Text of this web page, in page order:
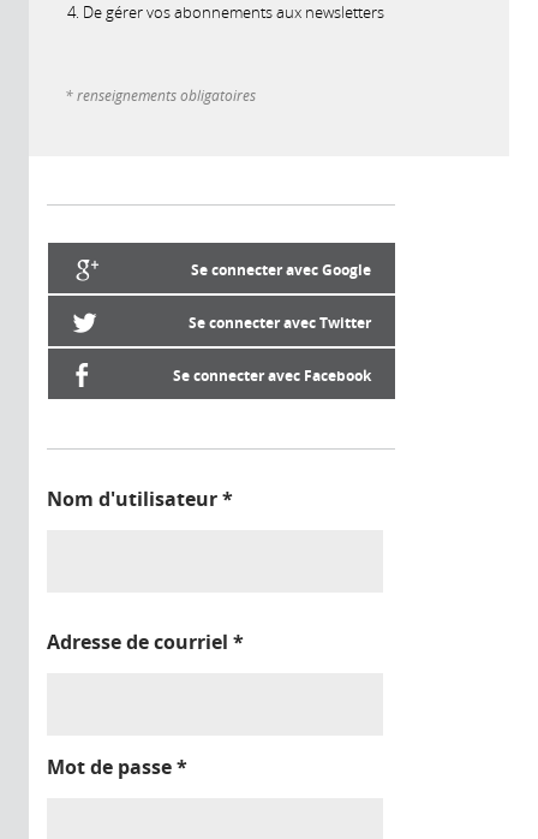
De gérer vos abonnements aux newsletters
* renseignements obligatoires
Se connecter avec Google
Se connecter avec Twitter
Se connecter avec Facebook
Nom d'utilisateur*
Adresse de courriel *
Mot de passe*